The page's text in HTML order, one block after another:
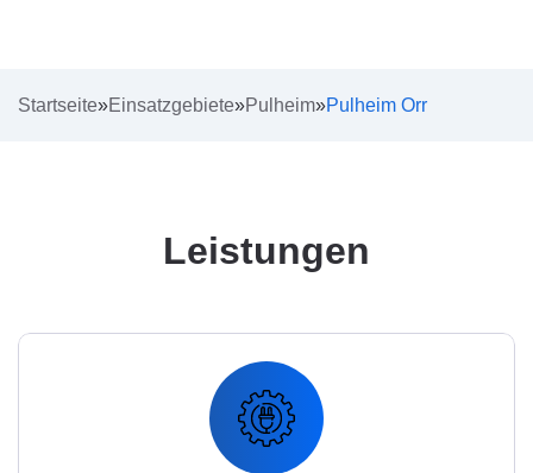
Startseite»Einsatzgebiete»Pulheim»Pulheim Orr
Leistungen